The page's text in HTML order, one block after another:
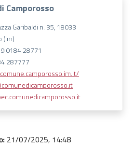
Camporosso
Garibaldi n. 35, 18033
(Im)
0184 28771
287777
21/07/2025, 14:48